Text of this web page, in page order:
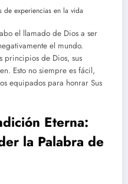
de experiencias en la vida
el llamado de Dios a ser
el mundo.
principios de Dios, sus
Esto no siempre es fácil,
equipados para honrar Sus
Eterna:
la Palabra de